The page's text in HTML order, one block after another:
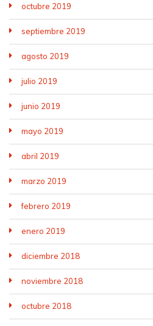
octubre 2019
septiembre 2019
agosto 2019
julio 2019
junio 2019
mayo 2019
abril 2019
marzo 2019
febrero 2019
enero 2019
diciembre 2018
noviembre 2018
octubre 2018